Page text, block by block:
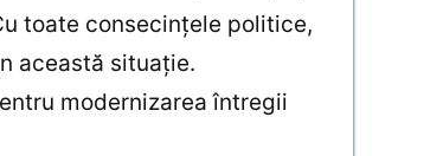
toate consecinţele politice,
această situaţie.
modernizarea întregii